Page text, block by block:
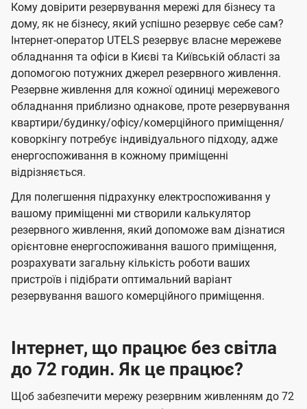
Кому довірити резервування мережі для бізнесу та
дому, як не бізнесу, який успішно резервує себе сам?
Інтернет-оператор UTELS резервує власне мережеве
обладнання та офіси в Києві та Київській області за
допомогою потужних джерел резервного живлення.
Резервне живлення для кожної одиниці мережевого
обладнання приблизно однакове, проте резервування
квартири/будинку/офісу/комерційного приміщення/
коворкінгу потребує індивідуального підходу, адже
енергоспоживання в кожному приміщенні
відрізняється.
Для полегшення підрахунку електроспоживання у
вашому приміщенні ми створили калькулятор
резервного живлення, який допоможе вам дізнатися
орієнтовне енергоспоживання вашого приміщення,
розрахувати загальну кількість роботи ваших
пристроїв і підібрати оптимальний варіант
резервування вашого комерційного приміщення.
Інтернет, що працює без світла
до 72 годин. Як це працює?
Щоб забезпечити мережу резервним живленням до 72